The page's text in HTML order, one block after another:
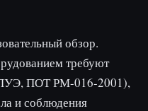
обзор.
требуют
ПОТ РМ-016-2001),
и соблюдения